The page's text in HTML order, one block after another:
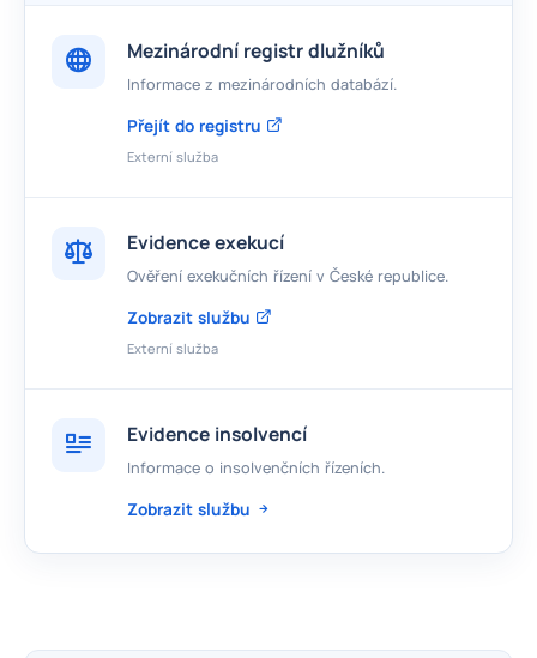
Mezinárodní registr dlužníků
Informace z mezinárodních databází.
Přejít do registru
Externí služba
Evidence exekucí
Ověření exekučních řízení v České republice.
Zobrazit službu
Externí služba
Evidence insolvencí
Informace o insolvenčních řízeních.
Zobrazit službu